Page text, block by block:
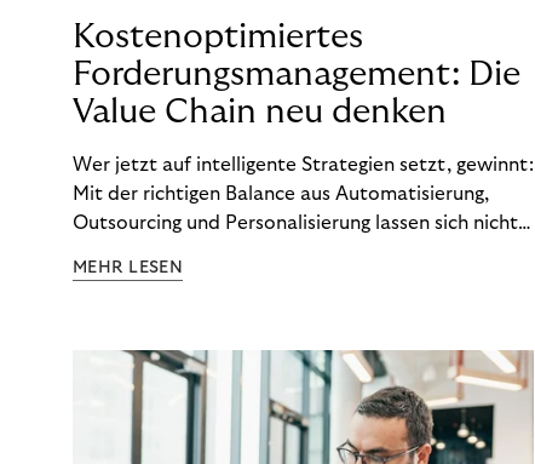
Kostenoptimiertes
Forderungsmanagement: Die
Value Chain neu denken
Wer jetzt auf intelligente Strategien setzt, gewinnt:
Mit der richtigen Balance aus Automatisierung,
Outsourcing und Personalisierung lassen sich nicht
Ergebnisse sichern. Riverty zeigt, wie Recovery-
MEHR LESEN